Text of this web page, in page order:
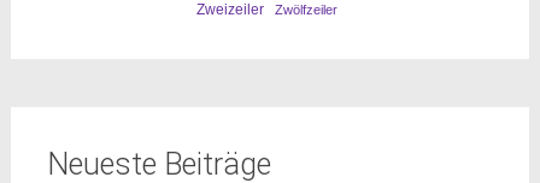
Zweizeiler Zwölfzeiler
Neueste Beiträge